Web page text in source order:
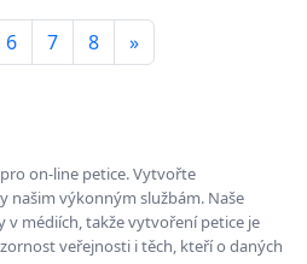
6 7 8 »
on-line petice. Vytvořte
našim výkonným službám. Naše
v médiích, takže vytvoření petice je
veřejnosti i těch, kteří o daných